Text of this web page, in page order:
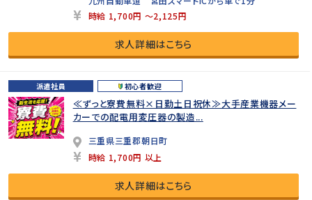
時給 1,700円 ～2,125円
求人詳細はこちら
派遣社員 初心者歓迎
≪ずっと寮費無料×日勤土日祝休≫大手産業機器メー
カーでの配電用変圧器の製造...
三重県三重郡朝日町
時給 1,700円 以上
求人詳細はこちら